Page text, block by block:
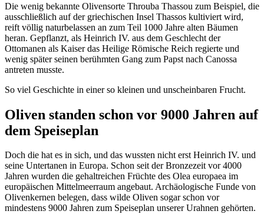
Die wenig bekannte Olivensorte Throuba Thassou zum Beispiel, die
ausschließlich auf der griechischen Insel Thassos kultiviert wird,
reift völlig naturbelassen an zum Teil 1000 Jahre alten Bäumen
heran. Gepflanzt, als Heinrich IV. aus dem Geschlecht der
Ottomanen als Kaiser das Heilige Römische Reich regierte und
wenig später seinen berühmten Gang zum Papst nach Canossa
antreten musste.
So viel Geschichte in einer so kleinen und unscheinbaren Frucht.
Oliven standen schon vor 9000 Jahren auf
dem Speiseplan
Doch die hat es in sich, und das wussten nicht erst Heinrich IV. und
seine Untertanen in Europa. Schon seit der Bronzezeit vor 4000
Jahren wurden die gehaltreichen Früchte des Olea europaea im
europäischen Mittelmeerraum angebaut. Archäologische Funde von
Olivenkernen belegen, dass wilde Oliven sogar schon vor
mindestens 9000 Jahren zum Speiseplan unserer Urahnen gehörten.